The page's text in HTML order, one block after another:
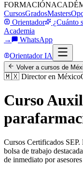
FORMACIÓN
CursosGradosMasters
Orientador
¿Cuánto
Academia
→
WhatsApp
Orientador IA
Volver a cursos de
🇲🇽 Director en México
Curso
Cursos Certificados SEP.
bolsa de trabajo
de inmediato por